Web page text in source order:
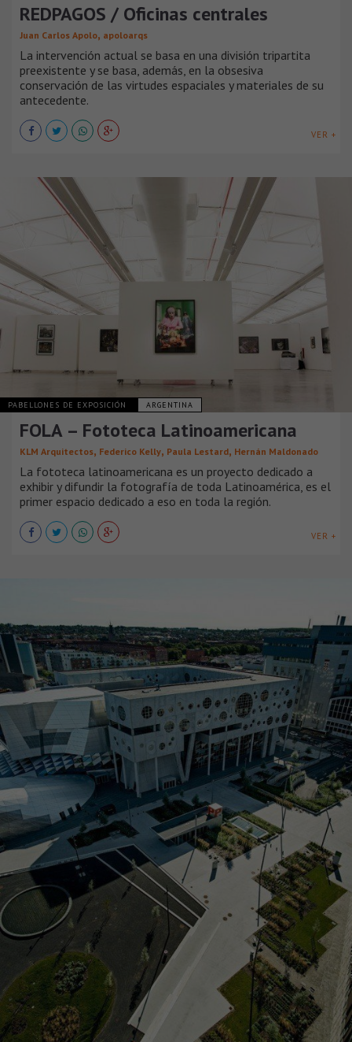
REDPAGOS / Oficinas centrales
Juan Carlos Apolo, apoloarqs
La intervención actual se basa en una división tripartita
preexistente y se basa, además, en la obsesiva
conservación de las virtudes espaciales y materiales de su
antecedente.
VER +
PABELLONES DE EXPOSICIÓN ARGENTINA
FOLA – Fototeca Latinoamericana
KLM Arquitectos, Federico Kelly, Paula Lestard, Hernán Maldonado
La fototeca latinoamericana es un proyecto dedicado a
exhibir y difundir la fotografía de toda Latinoamérica, es el
primer espacio dedicado a eso en toda la región.
VER +